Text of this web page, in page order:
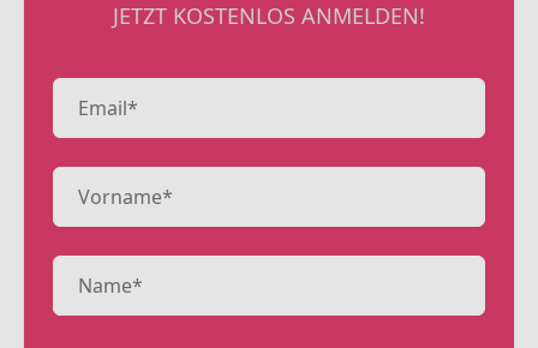
JETZT KOSTENLOS ANMELDEN!